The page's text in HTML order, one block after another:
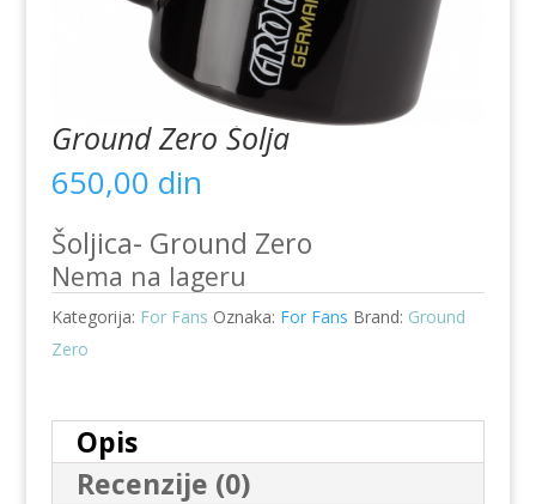
Ground Zero Šolja
650,00 din
Šoljica- Ground Zero
Nema na lageru
Kategorija: For Fans Oznaka: For Fans Brand: Ground
Zero
Opis
Recenzije (0)